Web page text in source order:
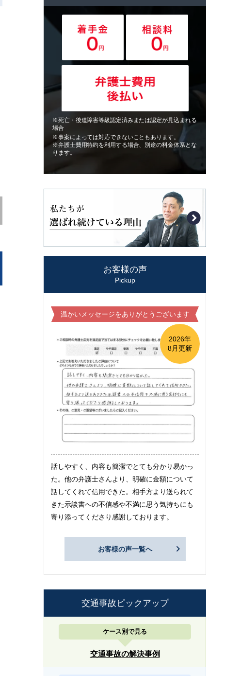
※死亡・後遺障害等級認定済みまたは認定が見込まれる
場合
※事案によっては対応できないこともあります。
※弁護士費用特約を利用する場合、別途の料金体系とな
ります。
お客様の声
Pickup
温かいメッセージをありがとうございます
2026年
8月更新
話しやすく、内容も簡潔でとても分かり易かっ
た。他の弁護士さんより、明確に金額について
話してくれて信用できた。相手方より送られて
きた示談書への不信感や不満に思う気持ちにも
寄り添ってくださり感謝しております。
お客様の声一覧へ
交通事故ピックアップ
ケース別で見る
交通事故の解決事例